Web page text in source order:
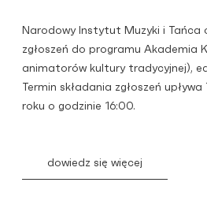
Narodowy Instytut Muzyki i Tańca
zgłoszeń do programu Akademia
animatorów kultury tradycyjnej),
Termin składania zgłoszeń
roku o godzinie 16:00.
dowiedz się więcej